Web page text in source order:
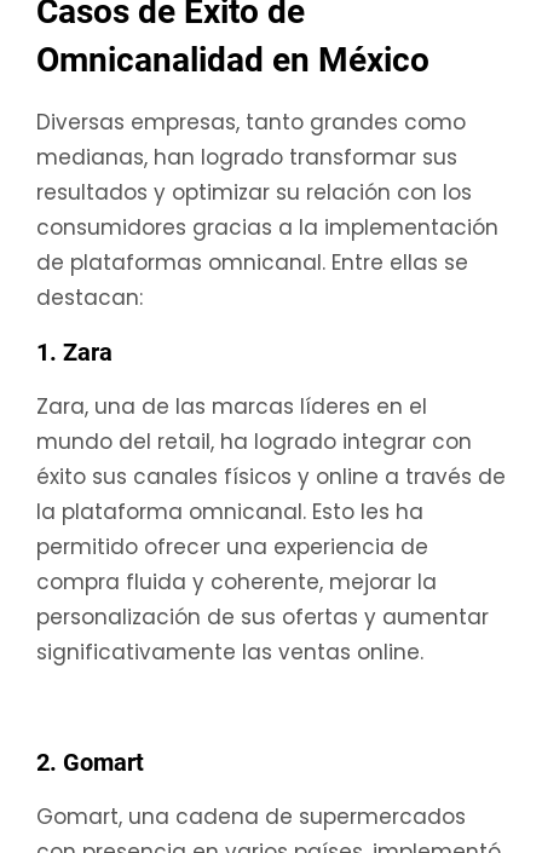
Casos de Éxito de
Omnicanalidad en México
Diversas empresas, tanto grandes como
medianas, han logrado transformar sus
resultados y optimizar su relación con los
consumidores gracias a la implementación
de plataformas omnicanal. Entre ellas se
destacan:
1. Zara
Zara, una de las marcas líderes en el
mundo del retail, ha logrado integrar con
éxito sus canales físicos y online a través de
la plataforma omnicanal. Esto les ha
permitido ofrecer una experiencia de
compra fluida y coherente, mejorar la
personalización de sus ofertas y aumentar
significativamente las ventas online.
2. Gomart
Gomart, una cadena de supermercados